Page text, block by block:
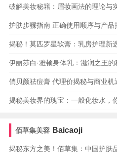
破解美妆秘籍：眉妆画法的理论与
护肤步骤指南 正确使用顺序与产品
揭秘！莫匹罗星软膏：乳房护理新
伊丽莎白·雅顿身体乳：滋润之王
俏贝颜祛痘膏 代理价揭秘与商业机
揭秘美妆界的瑰宝：一般化妆水，
佰草集美容 Baicaoji
揭秘东方之美！佰草集：中国护肤